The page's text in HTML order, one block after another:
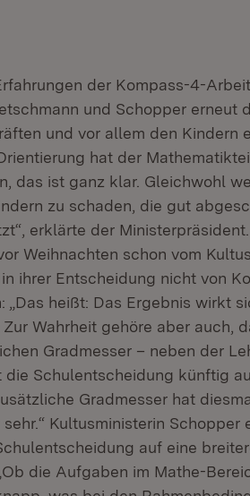
der Kompass-4-
und Schopper erneut
und vor allem den Kindern
hat der
das ist ganz klar. Gleichwohl
zu schaden, die gut
erklärte der
Weihnachten schon vom
ihrer Entscheidung nicht von
heißt: Das Ergebnis wirkt
Wahrheit gehöre aber auch,
Gradmesser – neben der
Schulentscheidung künftig
Gradmesser hat
Kultusministerin Schopper
auf eine
die Aufgaben im Mathe-